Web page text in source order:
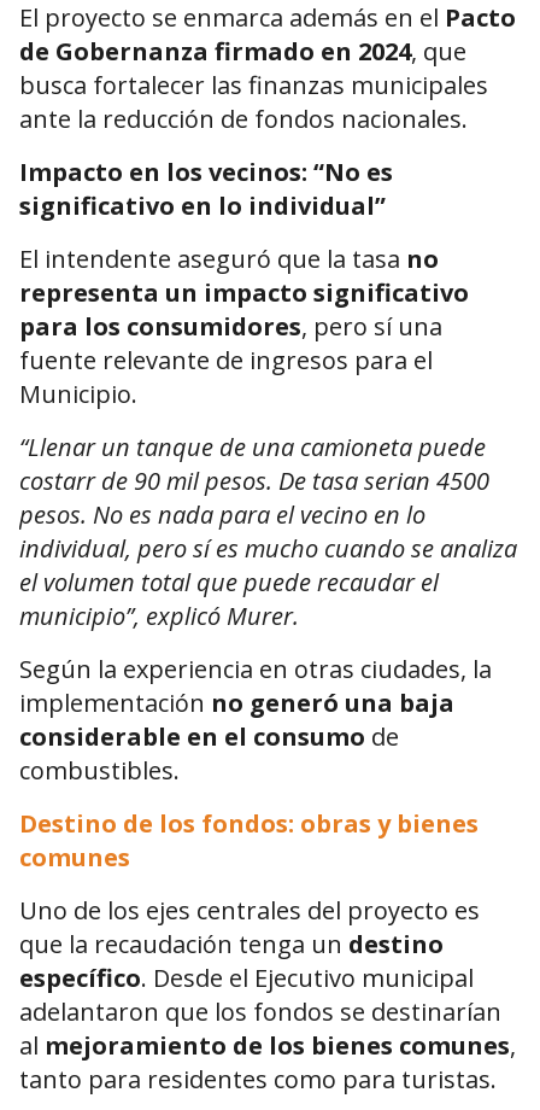
El proyecto se enmarca además en el Pacto
de Gobernanza firmado en 2024, que
busca fortalecer las finanzas municipales
ante la reducción de fondos nacionales.
Impacto en los vecinos: “No es
significativo en lo individual”
El intendente aseguró que la tasa no
representa un impacto significativo
para los consumidores, pero sí una
fuente relevante de ingresos para el
Municipio.
“Llenar un tanque de una camioneta puede
costarr de 90 mil pesos. De tasa serian 4500
pesos. No es nada para el vecino en lo
individual, pero sí es mucho cuando se analiza
el volumen total que puede recaudar el
municipio”, explicó Murer.
Según la experiencia en otras ciudades, la
implementación no generó una baja
considerable en el consumo de
combustibles.
Destino de los fondos: obras y bienes
comunes
Uno de los ejes centrales del proyecto es
que la recaudación tenga un destino
específico. Desde el Ejecutivo municipal
adelantaron que los fondos se destinarían
al mejoramiento de los bienes comunes,
tanto para residentes como para turistas.